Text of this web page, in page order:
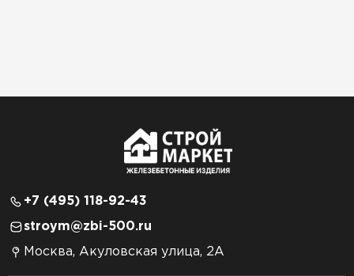
+7 (495) 118-92-43
stroym@zbi-500.ru
Москва, Акуловская улица, 2А